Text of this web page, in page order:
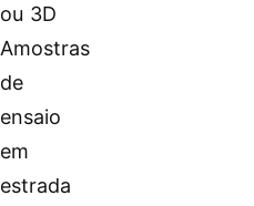
ou 3D
Amostras
de
ensaio
em
estrada